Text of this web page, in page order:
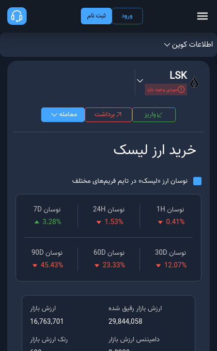
ورود ثبت نام
اطلاعات کوین
;
LSK
موردی وجود دارد
واریز برداشت معامله
خرید ارز لیسک
نوسان ارز «لیسک» در تایم فریم‌های مختلف
نوسان 1H
0.41%
نوسان 24H
1.53%
نوسان 7D
3.28%
نوسان 30D
12.07%
نوسان 60D
23.33%
نوسان 90D
45.43%
ارزش بازار
16,763,701
ارزش بازار رقیق شده
29,844,058
رنک ارزش بازار
دامیننس ارزش بازار